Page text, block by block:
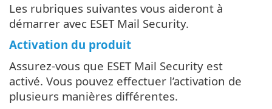
Les rubriques suivantes vous aideront à
démarrer avec ESET Mail Security.
Activation du produit
Assurez-vous que ESET Mail Security est
activé. Vous pouvez effectuer l’activation de
plusieurs manières différentes.